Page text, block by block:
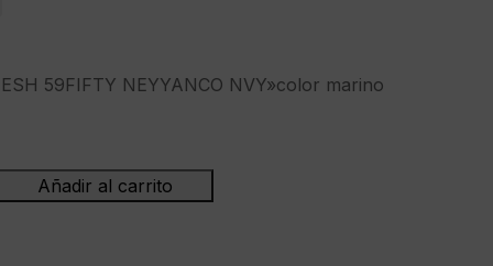
59FIFTY NEYYANCO NVY»color marino
Añadir al carrito